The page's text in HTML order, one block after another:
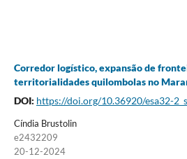
Corredor logístico, expansão de
territorialidades quilombolas no
DOI: https://doi.org/10.36920/esa32-
Cíndia Brustolin
e2432209
20-12-2024